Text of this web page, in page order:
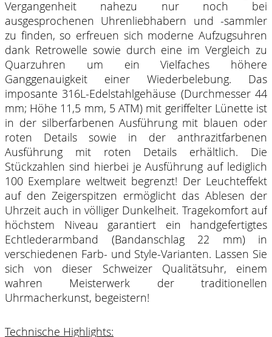
Vergangenheit nahezu nur noch bei
ausgesprochenen Uhrenliebhabern und -sammler
zu finden, so erfreuen sich moderne Aufzugsuhren
dank Retrowelle sowie durch eine im Vergleich zu
Quarzuhren um ein Vielfaches höhere
Ganggenauigkeit einer Wiederbelebung. Das
imposante 316L-Edelstahlgehäuse (Durchmesser 44
mm; Höhe 11,5 mm, 5 ATM) mit geriffelter Lünette ist
in der silberfarbenen Ausführung mit blauen oder
roten Details sowie in der anthrazitfarbenen
Ausführung mit roten Details erhältlich. Die
Stückzahlen sind hierbei je Ausführung auf lediglich
100 Exemplare weltweit begrenzt! Der Leuchteffekt
auf den Zeigerspitzen ermöglicht das Ablesen der
Uhrzeit auch in völliger Dunkelheit. Tragekomfort auf
höchstem Niveau garantiert ein handgefertigtes
Echtlederarmband (Bandanschlag 22 mm) in
verschiedenen Farb- und Style-Varianten. Lassen Sie
sich von dieser Schweizer Qualitätsuhr, einem
wahren Meisterwerk der traditionellen
Uhrmacherkunst, begeistern!
Technische Highlights: